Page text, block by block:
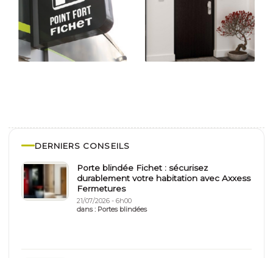
DERNIERS CONSEILS
Porte blindée Fichet : sécurisez
durablement votre habitation avec Axxess
Fermetures
21/07/2026 - 6h00
dans : Portes blindées